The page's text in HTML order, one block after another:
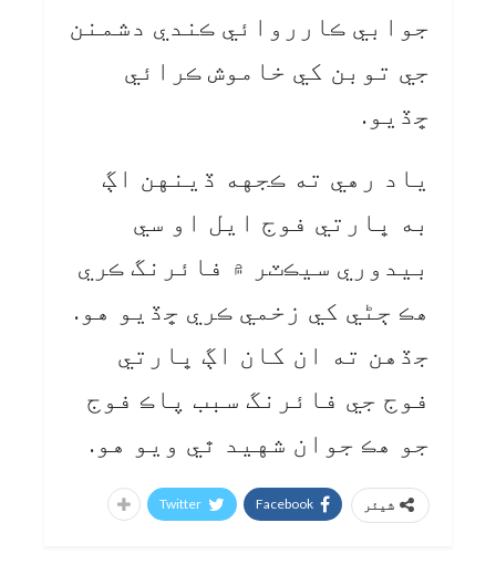
جوابي ڪارروائي ڪندي دشمنن
جي توبن کي خاموش ڪرائي
ڇڏيو.
ياد رهي ته ڪجهه ڏينهن اڳ
به ڀارتي فوج ايل او سي
بيدوري سيڪٽر ۾ فائرنگ ڪري
هڪ ڄڻي کي زخمي ڪري ڇڏيو هو.
جڏهن ته ان کان اڳ ڀارتي
فوج جي فائرنگ سبب پاڪ فوج
جو هڪ جوان شهيد ٿي ويو هو.
شیئر Facebook
Twitter